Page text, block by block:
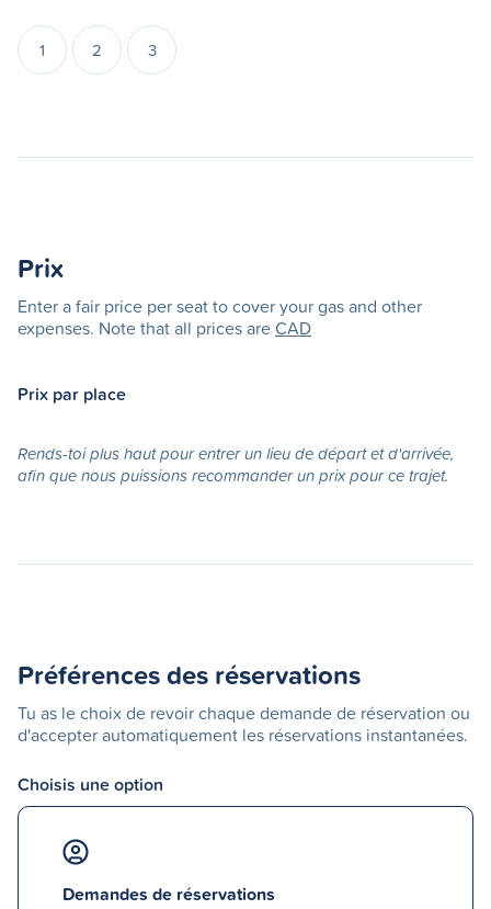
1 2 3
Prix
Enter a fair price per seat to cover your gas and other
expenses. Note that all prices areCAD
Prix par place
Rends-toi plus haut pour entrer un lieu de départ et d'arrivée,
afin que nous puissions recommander un prix pour ce trajet.
Préférences des réservations
Tu as le choix de revoir chaque demande de réservation ou
d'accepter automatiquement les réservations instantanées.
Choisis une option
Demandes de réservations